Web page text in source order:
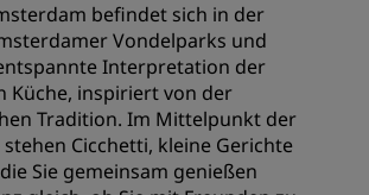
befindet sich in der
Vondelparks und
Interpretation der
Küche, inspiriert von der
Tradition. Im Mittelpunkt der
Cicchetti, kleine Gerichte
Sie gemeinsam genießen